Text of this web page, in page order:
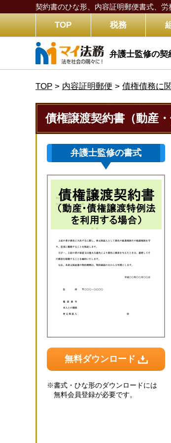
契約書のひな形、内容証明郵便書式、労
TOP 税務
弁護士監修の契
TOP > 内容証明郵便 > 債権債務に
債権譲渡契約書（動産
弁護士監修の書式
無料ダウンロード
※書式・ひな形のダウンロードには
無料会員登録が必要です。